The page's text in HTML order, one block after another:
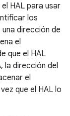
HAL para usar
los
dirección de
el
que el HAL
la dirección del
el
que el HAL lo